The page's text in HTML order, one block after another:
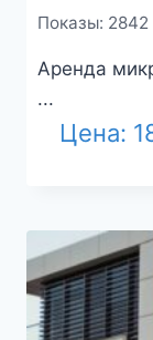
Показы: 2842
Аренда
...
Цена: